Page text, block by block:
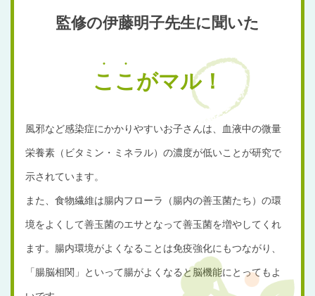
監修の伊藤明子先生に聞いた
ここ
・・
がマル！
風邪など感染症にかかりやすいお子さんは、血液中の微量
栄養素（ビタミン・ミネラル）の濃度が低いことが研究で
示されています。
また、食物繊維は腸内フローラ（腸内の善玉菌たち）の環
境をよくして善玉菌のエサとなって善玉菌を増やしてくれ
ます。腸内環境がよくなることは免疫強化にもつながり、
「腸脳相関」といって腸がよくなると脳機能にとってもよ